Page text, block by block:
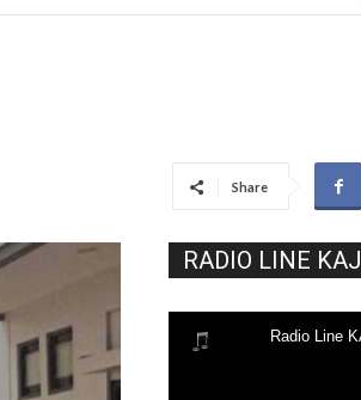
Share
RADIO LINE KAJ